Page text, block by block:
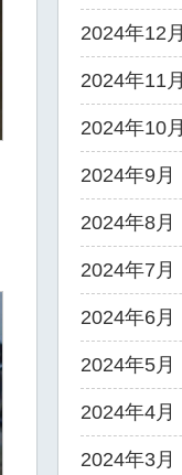
2024年12月
2024年11月
2024年10月
2024年9月
2024年8月
2024年7月
2024年6月
2024年5月
2024年4月
2024年3月